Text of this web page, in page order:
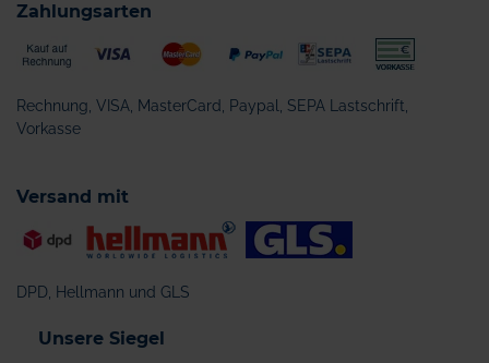
Zahlungsarten
Rechnung, VISA, MasterCard, Paypal, SEPA Lastschrift,
Vorkasse
Versand mit
DPD, Hellmann und GLS
Unsere Siegel